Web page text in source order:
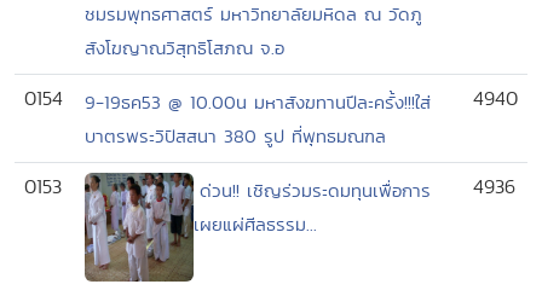
ชมรมพุทธศาสตร์ มหาวิทยาลัยมหิดล ณ วัดภู
สังโฆญาณวิสุทธิโสภณ จ.อ
0154
9-19ธค53 @ 10.00น มหาสังฆทานปีละครั้ง!!!ใส่
บาตรพระวิปัสสนา 380 รูป ที่พุทธมณฑล
4940
0153
ด่วน!! เชิญร่วมระดมทุนเพื่อการ
เผยแผ่ศีลธรรม...
4936